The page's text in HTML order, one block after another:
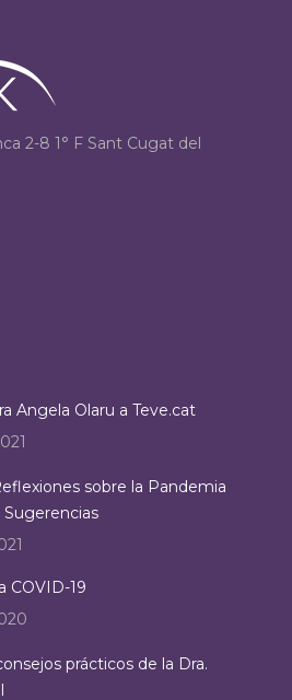
2-8 1° F Sant Cugat del
Angela Olaru a Teve.cat
sobre la Pandemia
COVID-19
prácticos de la Dra.